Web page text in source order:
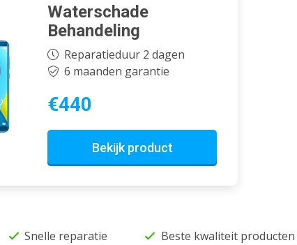
Waterschade
Behandeling
Reparatieduur 2 dagen
6 maanden garantie
€440
Bekijk product
Snelle reparatie Beste kwaliteit